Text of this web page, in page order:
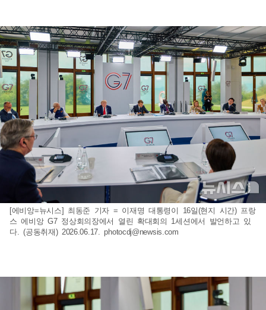
[에비앙=뉴시스] 최동준 기자 = 이재명 대통령이 16일(현지 시간) 프랑
스 에비앙 G7 정상회의장에서 열린 확대회의 1세션에서 발언하고 있
다. (공동취재) 2026.06.17.photocdj@newsis.com